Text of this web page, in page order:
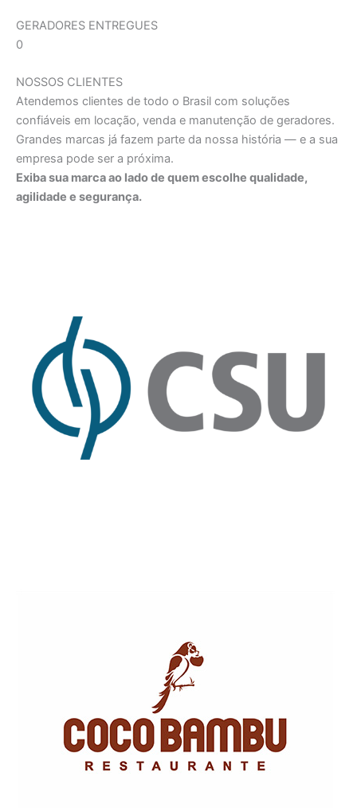
GERADORES ENTREGUES
0
NOSSOS CLIENTES
Atendemos clientes de todo o Brasil com soluções
confiáveis em locação, venda e manutenção de geradores.
Grandes marcas já fazem parte da nossa história — e a sua
empresa pode ser a próxima.
Exiba sua marca ao lado de quem escolhe qualidade,
agilidade e segurança.